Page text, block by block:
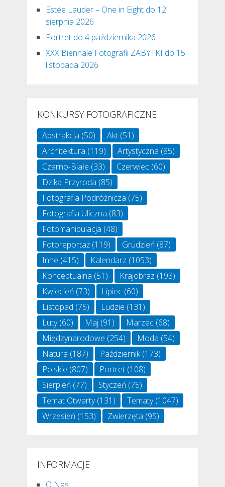
Estée Lauder – One in Eight do 12
sierpnia 2026
Portret do 4 października 2026
XXX Biennale Fotografii ZABYTKI do 15
listopada 2026
KONKURSY FOTOGRAFICZNE
Abstrakcja (50) Akt(51)
Architektura (119) Artystyczna (85)
Czarno-Białe (33) Czerwiec(60)
Dzika Przyroda (85)
Fotografia Podróżnicza (75)
Fotografia Uliczna (83)
Fotomanipulacja (48)
Fotoreportaż(119) Grudzień(87)
Inne (415) Kalendarz (1053)
Konceptualna (51) Krajobraz (193)
Kwiecień(73) Lipiec(60)
Listopad (75) Ludzie (131)
Luty(60) Maj(91) Marzec(68)
Międzynarodowe (254) Moda (54)
Natura (187) Październik(173)
Polskie (807) Portret(108)
Sierpień(77) Styczeń(75)
Temat Otwarty(131) Tematy(1047)
Wrzesień(153) Zwierzęta (95)
INFORMACJE
O Nas